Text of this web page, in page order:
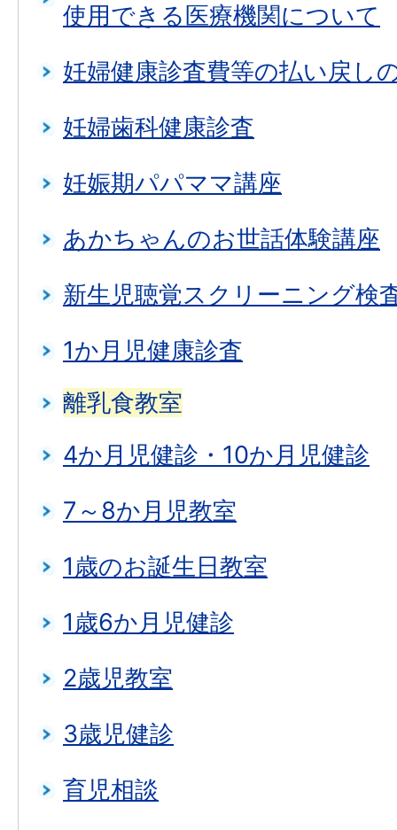
使用できる医療機関について
妊婦健康診査費等の払い戻し
妊婦歯科健康診査
妊娠期パパママ講座
あかちゃんのお世話体験講座
新生児聴覚スクリーニング検
1か月児健康診査
離乳食教室
4か月児健診・10か月児健診
7～8か月児教室
1歳のお誕生日教室
1歳6か月児健診
2歳児教室
3歳児健診
育児相談